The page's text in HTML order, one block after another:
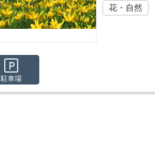
花・自然
駐車場